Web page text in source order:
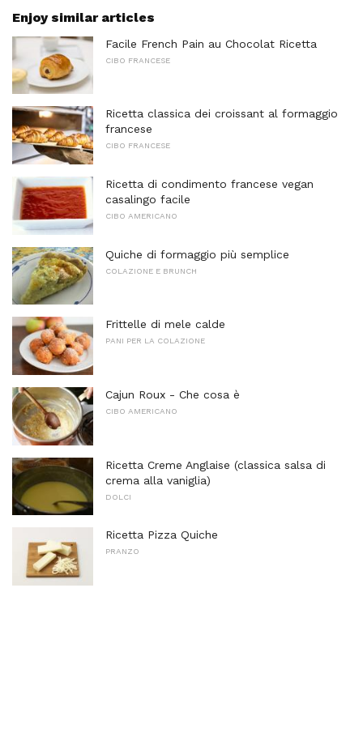
Enjoy similar articles
Facile French Pain au Chocolat Ricetta
CIBO FRANCESE
Ricetta classica dei croissant al formaggio
francese
CIBO FRANCESE
Ricetta di condimento francese vegan
casalingo facile
CIBO AMERICANO
Quiche di formaggio più semplice
COLAZIONE E BRUNCH
Frittelle di mele calde
PANI PER LA COLAZIONE
Cajun Roux - Che cosa è
CIBO AMERICANO
Ricetta Creme Anglaise (classica salsa di
crema alla vaniglia)
DOLCI
Ricetta Pizza Quiche
PRANZO